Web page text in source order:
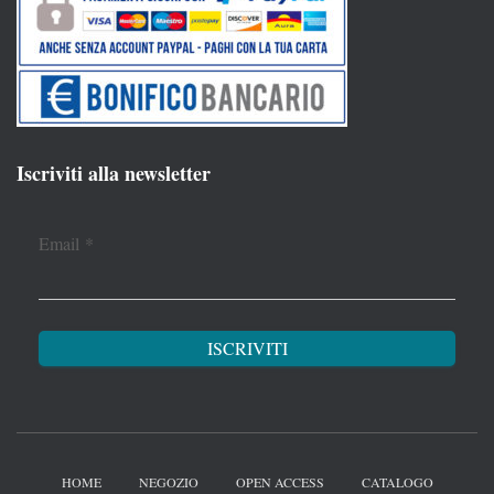
Iscriviti alla newsletter
Email *
HOME NEGOZIO OPEN ACCESS CATALOGO